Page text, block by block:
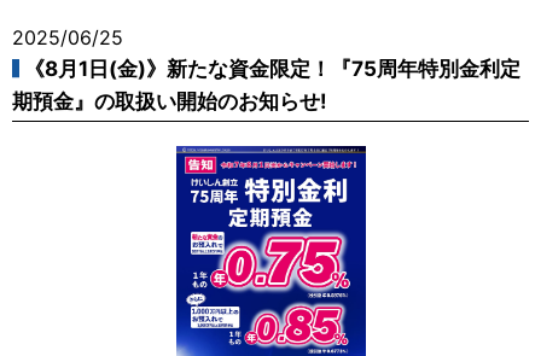
2025/06/25
《8月1日(金)》新たな資金限定！『75周年特別金利定
期預金』の取扱い開始のお知らせ!